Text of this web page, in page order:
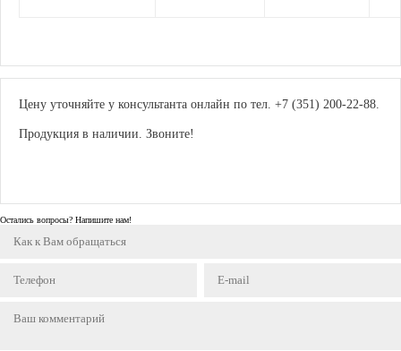
Цену уточняйте у консультанта онлайн по тел. +7 (351) 200-22-88.
Продукция в наличии. Звоните!
Остались вопросы? Напишите нам!